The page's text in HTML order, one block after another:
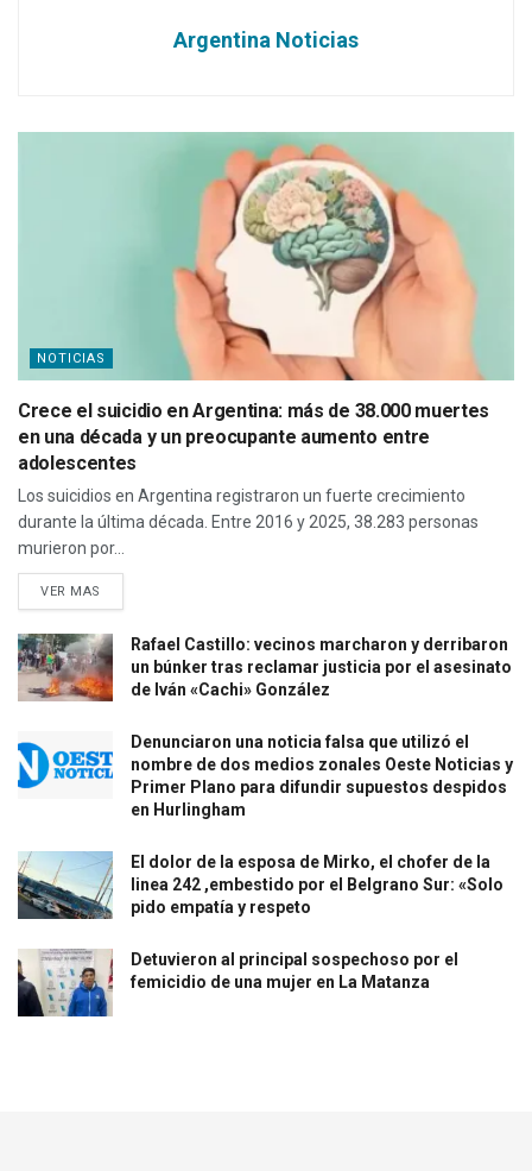
Argentina Noticias
NOTICIAS
Crece el suicidio en Argentina: más de 38.000 muertes
en una década y un preocupante aumento entre
adolescentes
Los suicidios en Argentina registraron un fuerte crecimiento
durante la última década. Entre 2016 y 2025, 38.283 personas
murieron por...
VER MAS
Rafael Castillo: vecinos marcharon y derribaron
un búnker tras reclamar justicia por el asesinato
de Iván «Cachi» González
Denunciaron una noticia falsa que utilizó el
nombre de dos medios zonales Oeste Noticias y
Primer Plano para difundir supuestos despidos
en Hurlingham
El dolor de la esposa de Mirko, el chofer de la
linea 242 ,embestido por el Belgrano Sur: «Solo
pido empatía y respeto
Detuvieron al principal sospechoso por el
femicidio de una mujer en La Matanza